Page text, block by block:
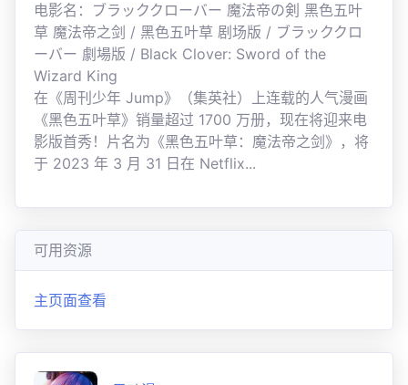
电影名：ブラッククローバー 魔法帝の剣 黑色五叶
草 魔法帝之剑 / 黑色五叶草 剧场版 / ブラッククロ
ーバー 劇場版 / Black Clover: Sword of the
Wizard King
在《周刊少年 Jump》（集英社）上连载的人气漫画
《黑色五叶草》销量超过 1700 万册，现在将迎来电
影版首秀！片名为《黑色五叶草：魔法帝之剑》，将
于 2023 年 3 月 31 日在 Netflix...
可用资源
主页面查看